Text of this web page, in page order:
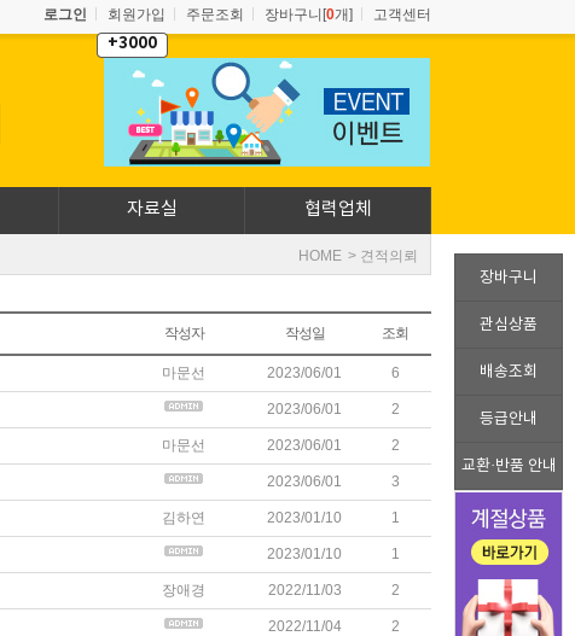
장바구니
관심상품
배송조회
등급안내
교환·반품 안내
+3000
로그인 회원가입 주문조회 장바구니[0개] 고객센터
자료실 협력업체
HOME > 견적의뢰
작성자 작성일 조회
마문선 2023/06/01 6
2023/06/01 2
마문선 2023/06/01 2
2023/06/01 3
김하연 2023/01/10 1
2023/01/10 1
장애경 2022/11/03 2
2022/11/04 2